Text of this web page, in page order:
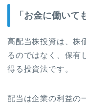
「お金に働いて
高配当株投資は、株
るのではなく、保有
得る投資法です。
配当は企業の利益の